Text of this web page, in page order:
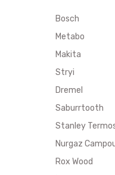
Bosch
Metabo
Makita
Stryi
Dremel
Saburrtooth
Stanley
Nurgaz
Rox Wood